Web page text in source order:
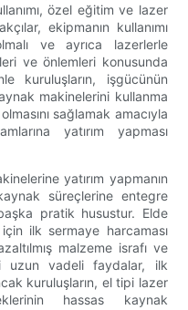
özel eğitim ve lazer
ekipmanın kullanımı
ve ayrıca lazerlerle
ve önlemleri konusunda
kuruluşların, işgücünün
makinelerini kullanma
sağlamak amacıyla
yatırım yapması
yatırım yapmanın
süreçlerine entegre
pratik husustur. Elde
ilk sermaye harcaması
malzeme israfı ve
uzun vadeli faydalar, ilk
kuruluşların, el tipi lazer
hassas kaynak